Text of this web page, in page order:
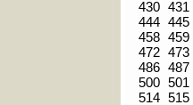
430 431
444 445
458 459
472 473
486 487
500 501
514 515